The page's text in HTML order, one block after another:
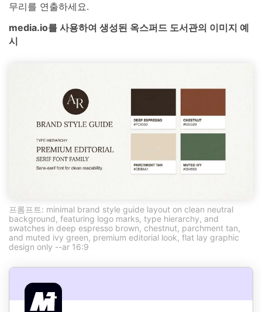
무리를 연출하세요.
media.io를 사용하여 생성된 옥스퍼드 도서관의 이미지 예
시
프롬프트: minimal brand style guide layout on clean neutral
background, featuring logo marks, type hierarchy, and
swatches in deep espresso brown, chestnut, parchment tan,
and muted ivy green, premium editorial look, flat lay graphic
design only --ar 16:9